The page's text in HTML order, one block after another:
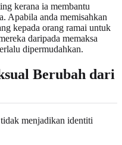
kerana ia membantu
Apabila anda memisahkan
kepada orang ramai untuk
daripada memaksa
dipermudahkan.
Berubah dari
menjadikan identiti